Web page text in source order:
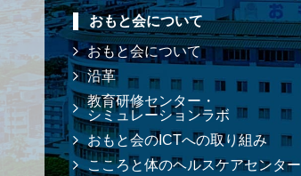
おもと会について
おもと会について
沿革
教育研修センター・
シミュレーションラボ
おもと会のICTへの取り組み
こころと体のヘルスケアセンター